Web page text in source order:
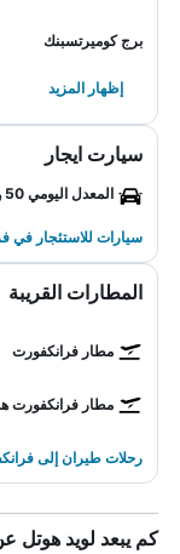
برج كوميرتسبنك
إظهار المزيد
سيارت ايجار
المعدل اليومي 50 ﷼
سيارات للاستئجار في
المطارات القريبة
مطار فرانكفورت
مطار فرانكفورت
رحلات طيران إلى